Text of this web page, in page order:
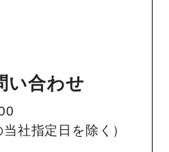
い合わせ
社指定日を除く）